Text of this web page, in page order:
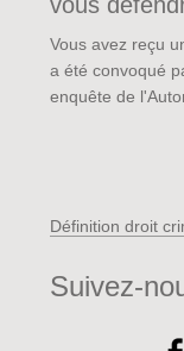
vous
Vous avez reçu
a été convoqué
enquête de
Définition droit
Suivez-